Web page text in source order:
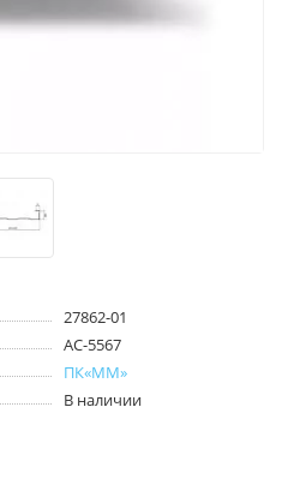
27862-01
АС-5567
ПК«ММ»
В наличии